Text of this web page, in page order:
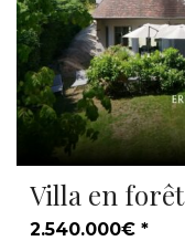
Villa en forêt
2.540.000€ *